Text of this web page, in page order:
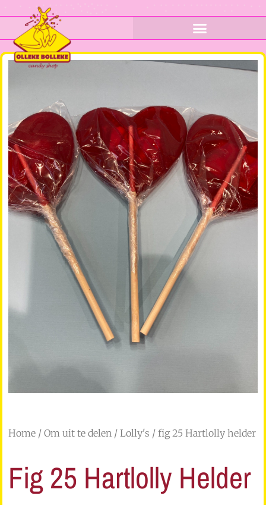
Home / Om uit te delen / Lolly's / fig 25 Hartlolly helder
Fig 25 Hartlolly Helder